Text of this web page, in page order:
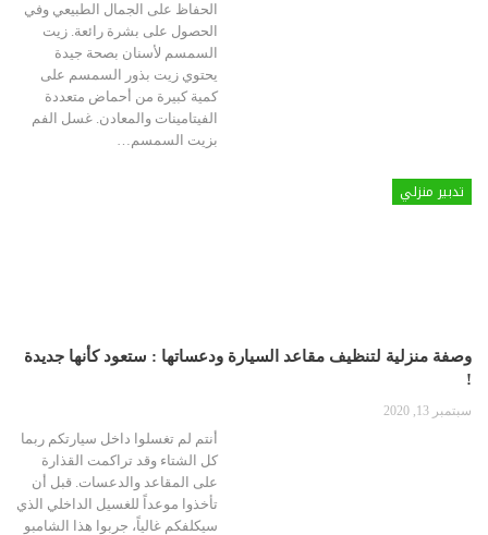
الحفاظ على الجمال الطبيعي وفي
الحصول على بشرة رائعة. زيت
السمسم لأسنان بصحة جيدة
يحتوي زيت بذور السمسم على
كمية كبيرة من أحماض متعددة
الفيتامينات والمعادن. غسل الفم
بزيت السمسم…
تدبير منزلي
وصفة منزلية لتنظيف مقاعد السيارة ودعساتها : ستعود كأنها جديدة
!
سبتمبر 13, 2020
أنتم لم تغسلوا داخل سيارتكم ربما
كل الشتاء وقد تراكمت القذارة
على المقاعد والدعسات. قبل أن
تأخذوا موعداً للغسيل الداخلي الذي
سيكلفكم غالياً، جربوا هذا الشامبو